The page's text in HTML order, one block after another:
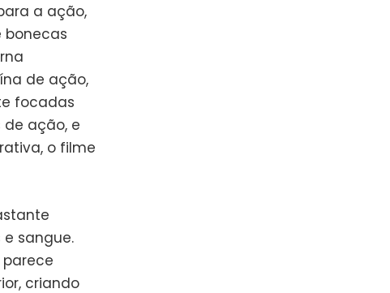
a ação,
bonecas
de ação,
focadas
ação, e
o filme
sangue.
criando